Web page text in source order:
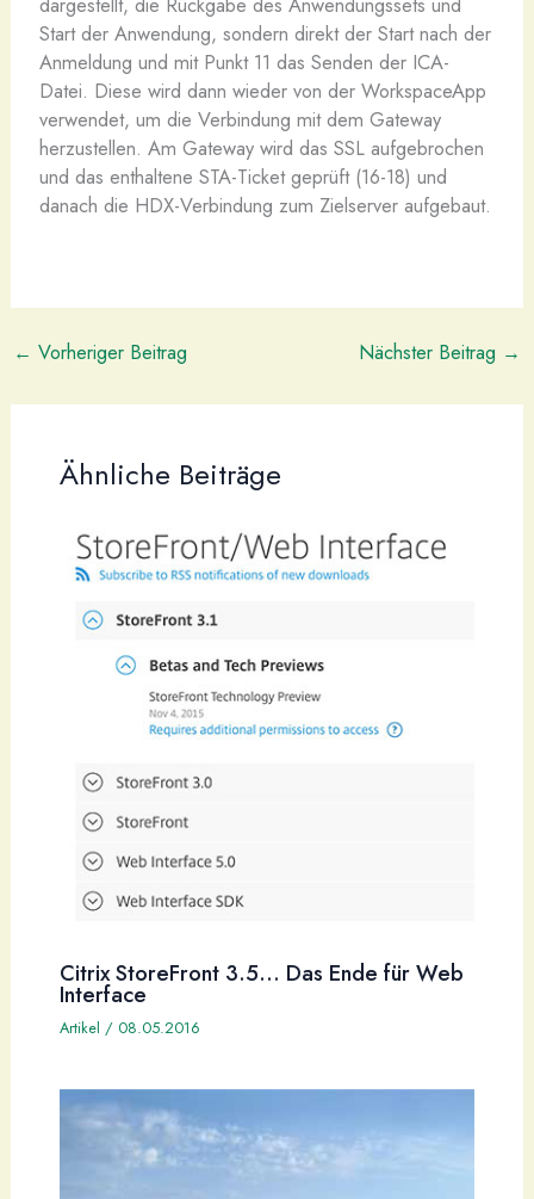
Start der Anwendung, sondern direkt der Start nach der
Anmeldung und mit Punkt 11 das Senden der ICA-
Datei. Diese wird dann wieder von der WorkspaceApp
verwendet, um die Verbindung mit dem Gateway
herzustellen. Am Gateway wird das SSL aufgebrochen
und das enthaltene STA-Ticket geprüft (16-18) und
danach die HDX-Verbindung zum Zielserver aufgebaut.
← Vorheriger Beitrag Nächster Beitrag →
Ähnliche Beiträge
Citrix StoreFront 3.5… Das Ende für Web
Interface
Artikel / 08.05.2016